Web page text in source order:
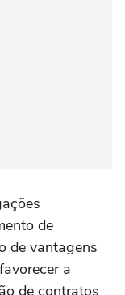
de
de vantagens
a
de contratos